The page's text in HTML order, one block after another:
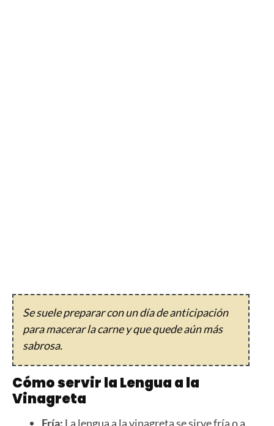
Se suele preparar con un día de anticipación
para macerar la carne y que quede aún más
sabrosa.
Cómo servir la Lengua a la
Vinagreta
Fría: La lengua a la vinagreta se sirve fría o a